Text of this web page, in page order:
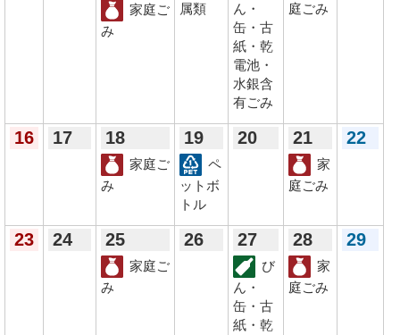
家庭ご
み
属類
ん・
缶・古
紙・乾
電池・
水銀含
有ごみ
庭ごみ
16 17 18
家庭ご
み
19
ペ
ットボ
トル
20 21
家
庭ごみ
22
23 24 25
家庭ご
み
26 27
び
ん・
缶・古
紙・乾
28
家
庭ごみ
29